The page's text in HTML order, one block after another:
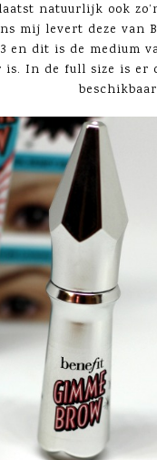
natuurlijk ook
mij levert deze van
en dit is de medium
In de full size is er